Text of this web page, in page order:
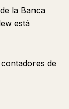
la Banca
está
de